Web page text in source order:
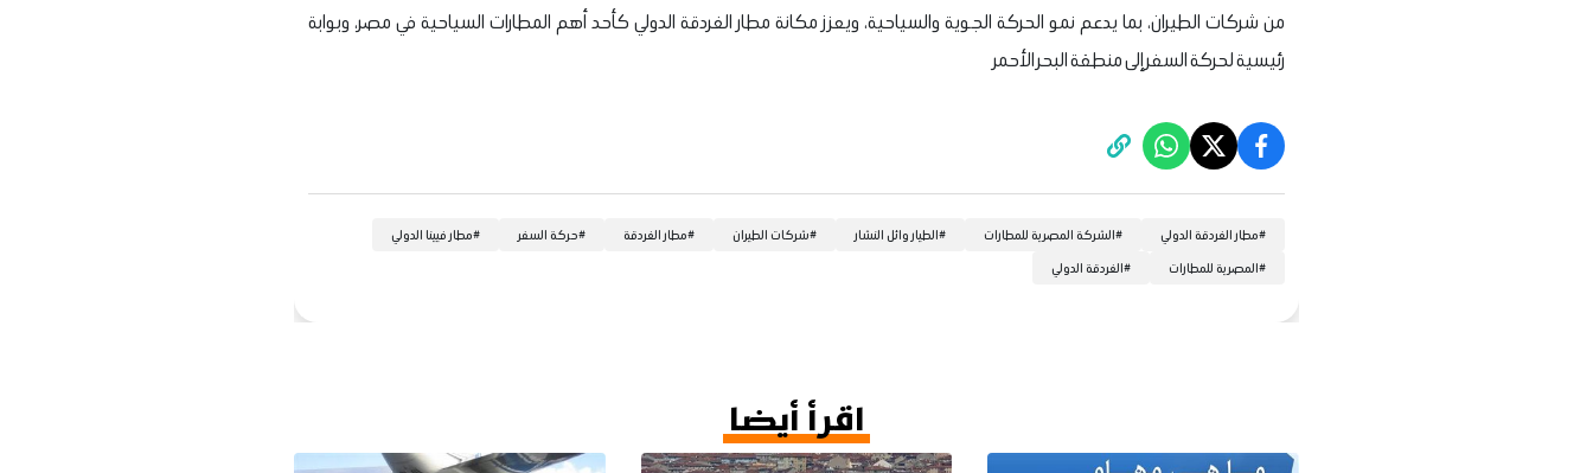
من شركات الطيران، بما يدعم نمو الحركة الجوية والسياحية، ويعزز مكانة مطار الغردقة الدولي كأحد أهم المطارات السياحية في مصر، وبوابة
رئيسية لحركة السفر إلى منطقة البحر الأحمر
#مطار الغردقة الدولي #الشركة المصرية للمطارات #الطيار وائل النشار #شركات الطيران #مطار الغردقة #حركة السفر #مطار فيينا الدولي
#المصرية للمطارات #الغردقة الدولي
اقرأ أيضا